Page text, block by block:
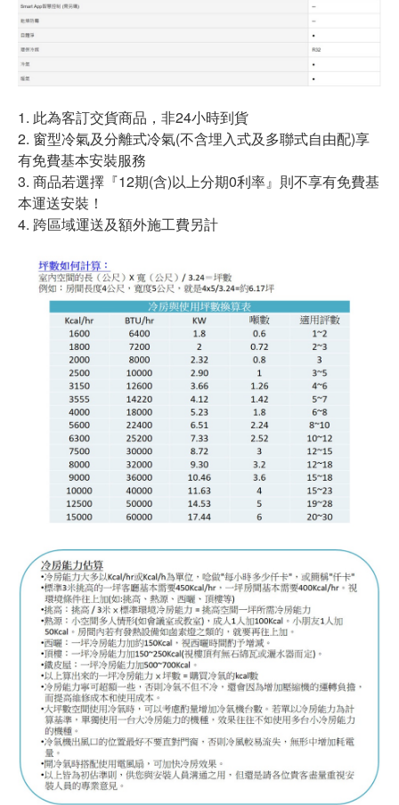
1. 此為客訂交貨商品，非24小時到貨
2. 窗型冷氣及分離式冷氣(不含埋入式及多聯式自由配)享
有免費基本安裝服務
3. 商品若選擇『12期(含)以上分期0利率』則不享有免費基
本運送安裝！
4. 跨區域運送及額外施工費另計